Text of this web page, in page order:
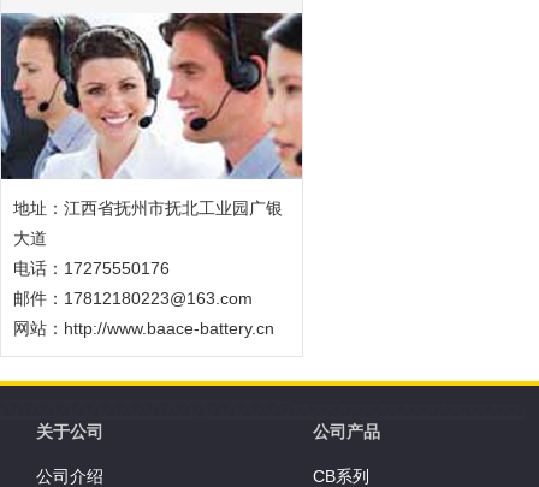
地址：江西省抚州市抚北工业园广银
大道
电话：17275550176
邮件：17812180223@163.com
网站： http://www.baace-battery.cn
关于公司
公司介绍
公司产品
CB系列